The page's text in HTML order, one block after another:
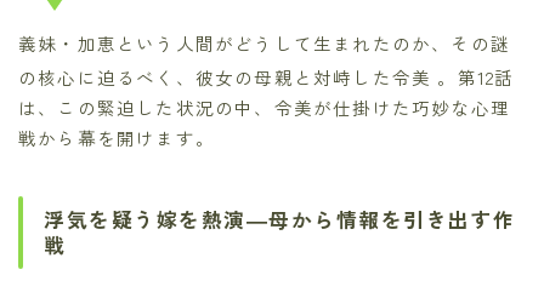
義妹・加恵という人間がどうして生まれたのか、その謎
の核心に迫るべく、彼女の母親と対峙した令美 。第12話
は、この緊迫した状況の中、令美が仕掛けた巧妙な心理
戦から幕を開けます。
浮気を疑う嫁を熱演―母から情報を引き出す作
戦